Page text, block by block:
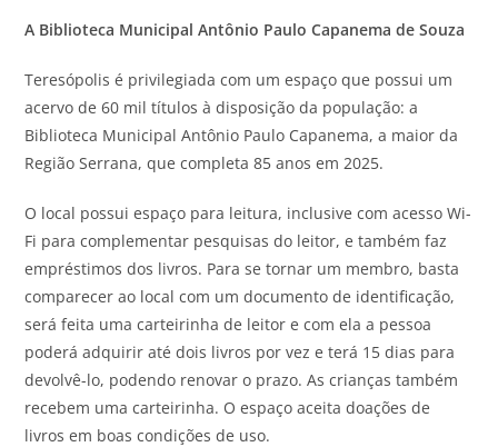
A Biblioteca Municipal Antônio Paulo Capanema de Souza
Teresópolis é privilegiada com um espaço que possui um
acervo de 60 mil títulos à disposição da população: a
Biblioteca Municipal Antônio Paulo Capanema, a maior da
Região Serrana, que completa 85 anos em 2025.
O local possui espaço para leitura, inclusive com acesso Wi-
Fi para complementar pesquisas do leitor, e também faz
empréstimos dos livros. Para se tornar um membro, basta
comparecer ao local com um documento de identificação,
será feita uma carteirinha de leitor e com ela a pessoa
poderá adquirir até dois livros por vez e terá 15 dias para
devolvê-lo, podendo renovar o prazo. As crianças também
recebem uma carteirinha. O espaço aceita doações de
livros em boas condições de uso.